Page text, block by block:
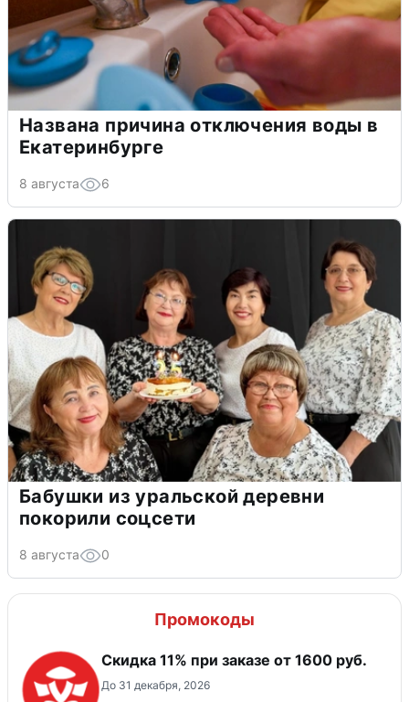
Названа причина отключения воды в
Екатеринбурге
8 августа 6
Бабушки из уральской деревни
покорили соцсети
8 августа 0
Промокоды
Скидка 11% при заказе от 1600 руб.
До 31 декабря, 2026